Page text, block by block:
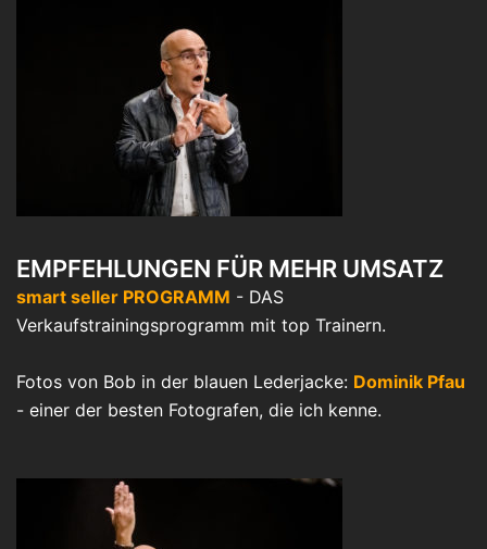
EMPFEHLUNGEN FÜR MEHR UMSATZ
smart seller PROGRAMM - DAS
Verkaufstrainingsprogramm mit top Trainern.
Fotos von Bob in der blauen Lederjacke: Dominik Pfau
- einer der besten Fotografen, die ich kenne.